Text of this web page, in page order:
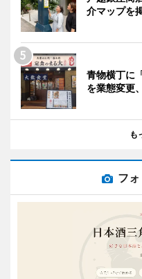
介マップを
青物横丁に
を業態変更
も
フ